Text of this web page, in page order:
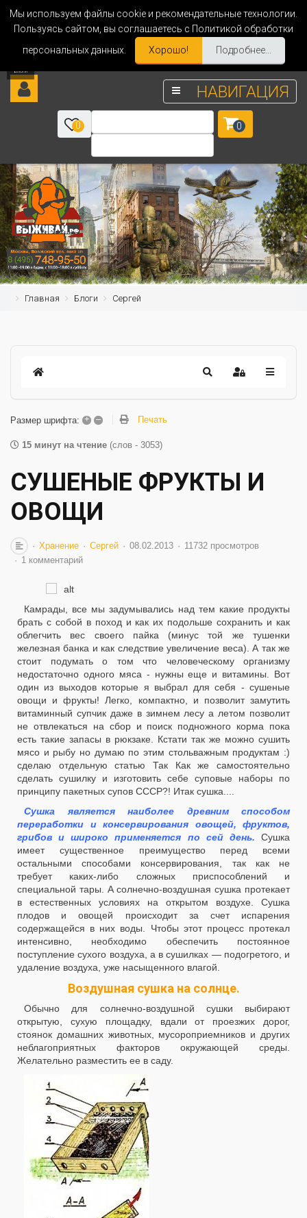
Мы используем файлы cookie и рекомендательные технологии.
Пользуясь сайтом, вы соглашаетесь с Политикой обработки
персональных данных.
Хорошо! Подробнее...
НАВИГАЦИЯ
0 0
Главная Блоги Сергей
Размер шрифта: + – Печать
15 минут на чтение (слов - 3053)
СУШЕНЫЕ ФРУКТЫ И
ОВОЩИ
Хранение Сергей 08.02.2013
11732 просмотров
1 комментарий
Камрады, все мы задумывались над тем какие продукты
брать с собой в поход и как их подольше сохранить и как
облегчить вес своего пайка (минус той же тушенки
железная банка и как следствие увеличение веса). А так же
стоит подумать о том что человеческому организму
недостаточно одного мяса - нужны еще и витамины. Вот
один из выходов которые я выбрал для себя - сушеные
овощи и фрукты! Легко, компактно, и позволит замутить
витаминный супчик даже в зимнем лесу а летом позволит
не отвлекаться на сбор и поиск подножного корма пока
есть такие запасы в рюкзаке. Кстати так же можно сушить
мясо и рыбу но думаю по этим стольважным продуктам :)
сделаю отдельную статью Так Как же самостоятельно
сделать сушилку и изготовить себе суповые наборы по
принципу пакетных супов СССР?! Итак сушка....
Сушка является наиболее древним способом
переработки и консервирования овощей, фруктов,
грибов и широко применяется по сей день. Сушка
имеет существенное преимущество перед всеми
остальными способами консервирования, так как не
требует каких-либо сложных приспособлений и
специальной тары. А солнечно-воздушная сушка протекает
в естественных условиях на открытом воздухе. Сушка
плодов и овощей происходит за счет испарения
содержащейся в них воды. Чтобы этот процесс протекал
интенсивно, необходимо обеспечить постоянное
поступление сухого воздуха, а в сушилках — подогретого, и
удаление воздуха, уже насыщенного влагой.
Воздушная сушка на солнце.
Обычно для солнечно-воздушной сушки выбирают
открытую, сухую площадку, вдали от проезжих дорог,
стоянок домашних животных, мусороприемников и других
неблагоприятных факторов окружающей среды.
Желательно разместить ее в саду.